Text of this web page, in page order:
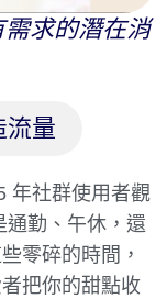
求的潛在消
流量
年社群使用者觀
通勤、午休，還
零碎的時間，
把你的甜點收